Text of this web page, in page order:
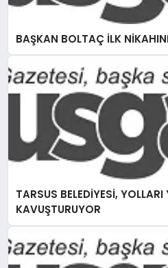
BAŞKAN BOLTAÇ İLK
TARSUS BELEDİYESİ,
KAVUŞTURUYOR